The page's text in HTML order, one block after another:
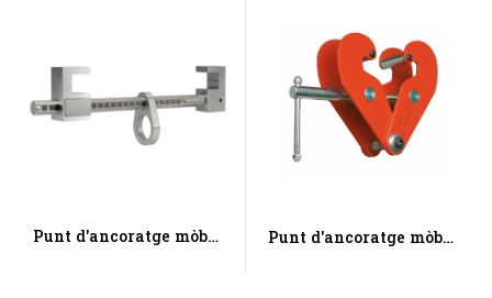
Punt d'ancoratge mòbil
Punt d'ancoratge mòbil